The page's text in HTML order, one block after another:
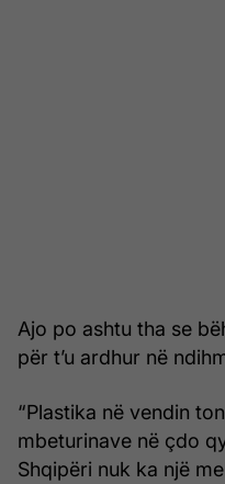
Ajo po ashtu tha se
për t’u ardhur në
“Plastika në vendin
mbeturinave në çdo
Shqipëri nuk ka një